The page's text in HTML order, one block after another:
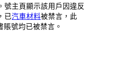
號主頁顯示該用戶因違反
已汽車材料被禁言，此
號均已被禁言。